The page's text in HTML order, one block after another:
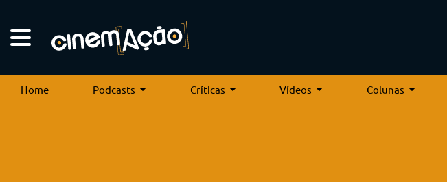
Home Podcasts Críticas Vídeos Colunas